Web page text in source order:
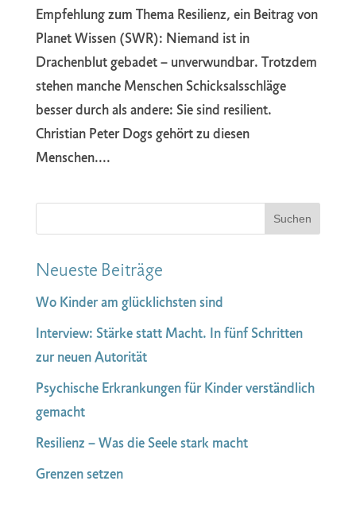
Empfehlung zum Thema Resilienz, ein Beitrag von
Planet Wissen (SWR): Niemand ist in
Drachenblut gebadet – unverwundbar. Trotzdem
stehen manche Menschen Schicksalsschläge
besser durch als andere: Sie sind resilient.
Christian Peter Dogs gehört zu diesen
Menschen....
Neueste Beiträge
Wo Kinder am glücklichsten sind
Interview: Stärke statt Macht. In fünf Schritten
zur neuen Autorität
Psychische Erkrankungen für Kinder verständlich
gemacht
Resilienz – Was die Seele stark macht
Grenzen setzen